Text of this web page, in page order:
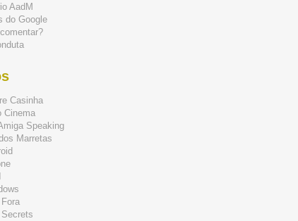
AadM
do Google
Casinha
Cinema
Speaking
Marretas
Secrets